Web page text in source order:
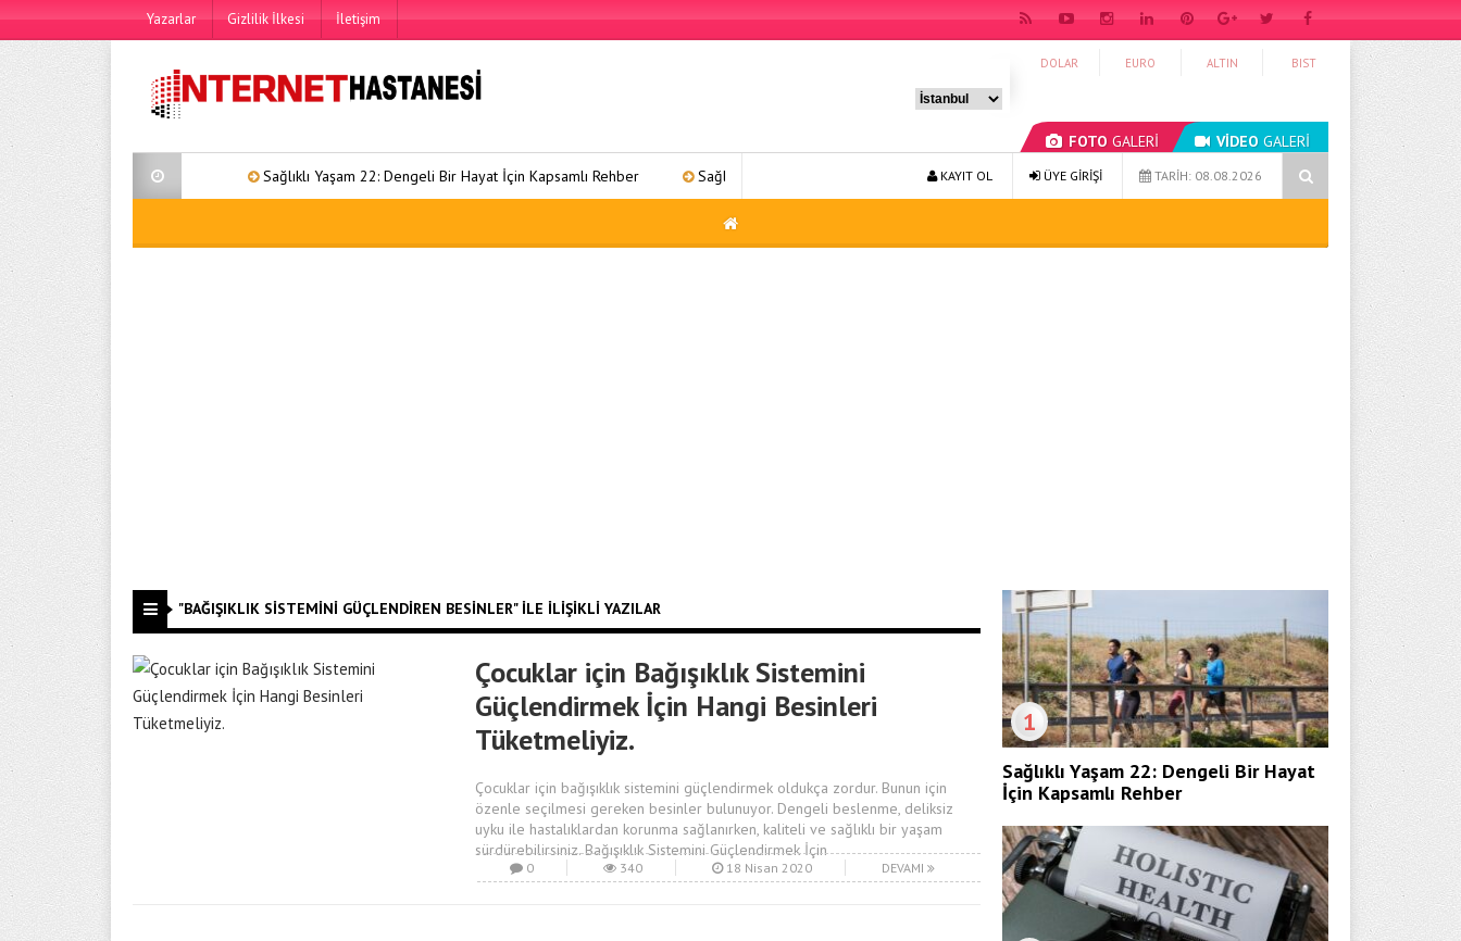
Yazarlar Gizlilik İlkesi İletişim
FOTO GALERİ VİDEO GALERİ
DOLAR EURO ALTIN BIST
Sağlıklı Yaşam 22: Dengeli Bir Hayat İçin Kapsamlı Rehber Sağlıklı Yaşam 31: Kapsamlı Bir Refah Yolculuğu Sağlıklı Yaşam 49: Bütünsel Yaklaşım ve Sürdürülebilir Alışkanlıklar
TARİH: 08.08.2026
ÜYE GİRİŞİ
KAYIT OL
"BAĞIŞIKLIK SISTEMINI GÜÇLENDIREN BESINLER" ILE İLIŞIKLI YAZILAR
Çocuklar için Bağışıklık Sistemini
Güçlendirmek İçin Hangi Besinleri
Tüketmeliyiz.
Çocuklar için bağışıklık sistemini güçlendirmek oldukça zordur. Bunun için
özenle seçilmesi gereken besinler bulunuyor. Dengeli beslenme, deliksiz
uyku ile hastalıklardan korunma sağlanırken, kaliteli ve sağlıklı bir yaşam
sürdürebilirsiniz. Bağışıklık Sistemini Güçlendirmek İçin
0 340 18 Nisan 2020 DEVAMI
1
Sağlıklı Yaşam 22: Dengeli Bir Hayat
İçin Kapsamlı Rehber